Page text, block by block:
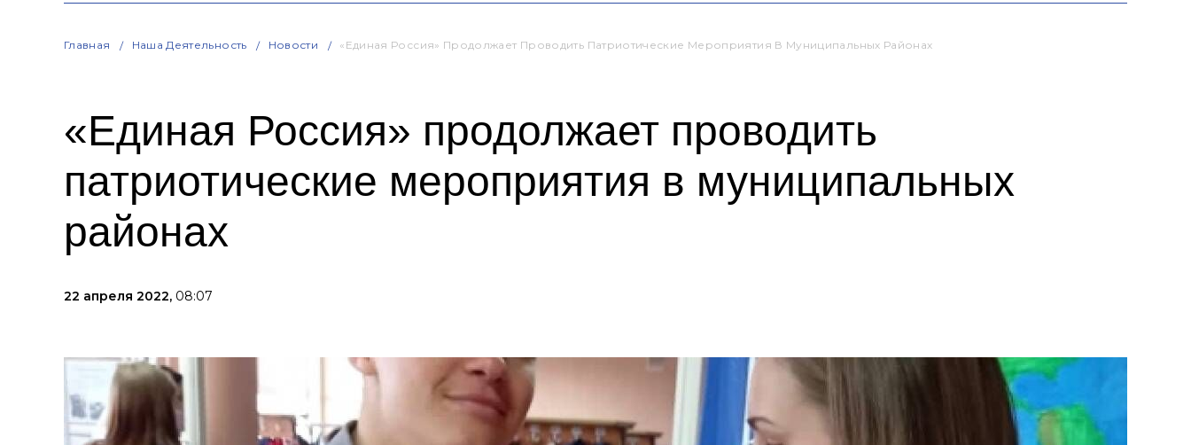
Главная Наша Деятельность Новости «Единая Россия» Продолжает Проводить Патриотические Мероприятия В Муниципальных Районах
«Единая Россия» продолжает проводить
патриотические мероприятия в муниципальных
районах
22 апреля 2022, 08:07